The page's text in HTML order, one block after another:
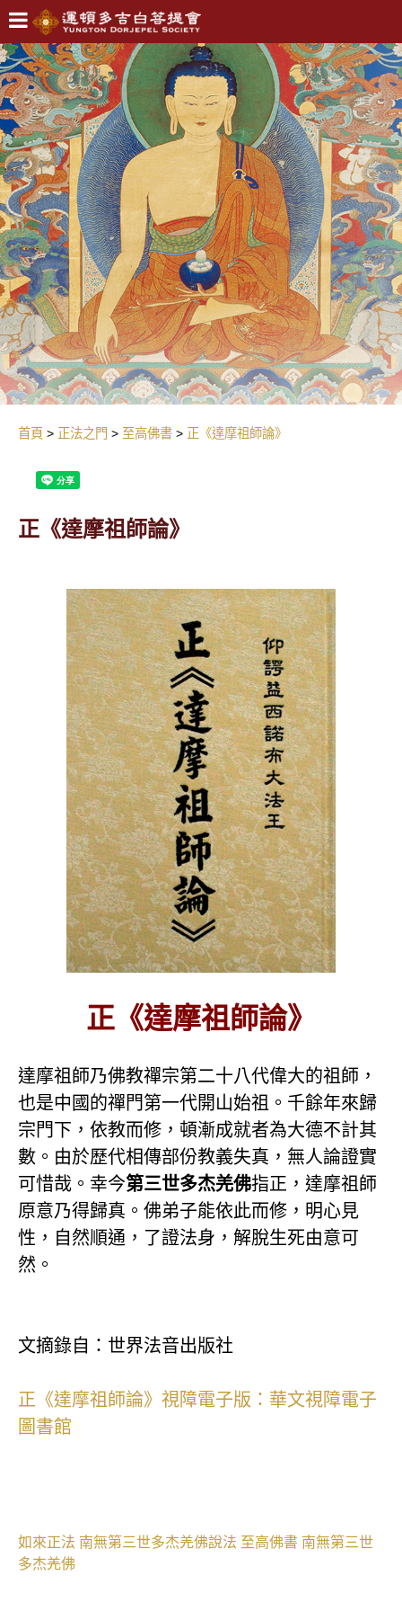
首頁 正法之門 至高佛書 正《達摩祖師論》
正《達摩祖師論》
正《達摩祖師論》
達摩祖師乃佛教禪宗第二十八代偉大的祖師，
也是中國的禪門第一代開山始祖。千餘年來歸
宗門下，依教而修，頓漸成就者為大德不計其
數。由於歷代相傳部份教義失真，無人論證實
可惜哉。幸今第三世多杰羌佛指正，達摩祖師
原意乃得歸真。佛弟子能依此而修，明心見
性，自然順通，了證法身，解脫生死由意可
然。
文摘錄自：世界法音出版社
正《達摩祖師論》視障電子版：華文視障電子
圖書館
如來正法 南無第三世多杰羌佛說法 至高佛書 南無第三世
多杰羌佛